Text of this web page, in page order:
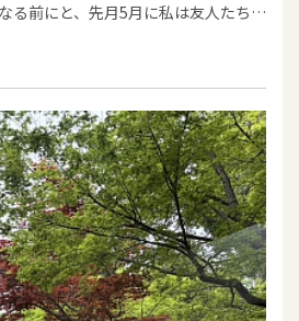
る前にと、先月5月に私は友人たち…